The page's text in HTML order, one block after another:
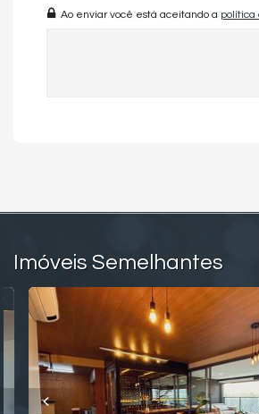
ElevadorAo enviar você está aceitando a política
Imóveis Semelhantes